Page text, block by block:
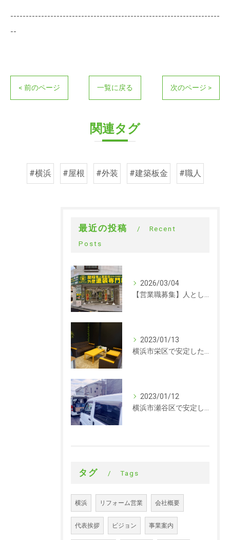
--------------------------------------------------------------------
--
< 前のページ 一覧に戻る 次のページ >
関連タグ
#横浜 #屋根 #外装 #建築板金 #職人
最近の投稿
Recent
Posts
2026/03/04
【営業職募集】人として成長できる会社。ラックルームの営業という仕事
2023/01/13
横浜市栄区で安定した収入を探している方、求人募集しています。事務
2023/01/12
横浜市瀬谷区で安定した収入を探している方、求人募集しています。サイディング
タグ Tags
横浜 リフォーム営業 会社概要
代表挨拶 ビジョン 事業案内